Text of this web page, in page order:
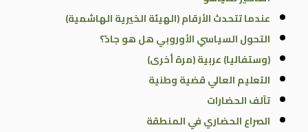
عندما تتحدث الأرقام (الهيئة الخيرية الهاشمية)
التحول السياسي الأوروبي هل هو جادّ؟
(وستفاليا) عربية (مرة أخرى)
التعليم العالي قضية وطنية
تآلف الحضارات
الصراع الحضاري في المنطقة